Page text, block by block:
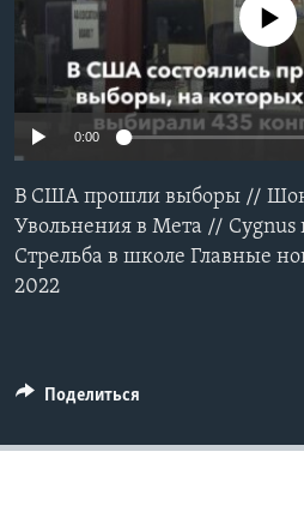
Learning English
СОЦИАЛЬНЫЕ СЕТИ
Языки
No media source
0:00
В США прошли выборы //
Увольнения в Мета //
Стрельба в школе Главные
2022
Поделиться